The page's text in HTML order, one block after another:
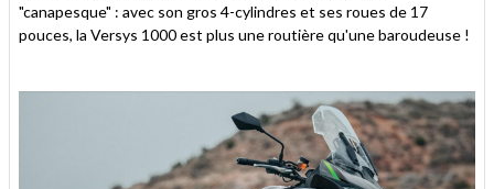
"canapesque" : avec son gros 4-cylindres et ses roues de 17
pouces, la Versys 1000 est plus une routière qu'une baroudeuse !